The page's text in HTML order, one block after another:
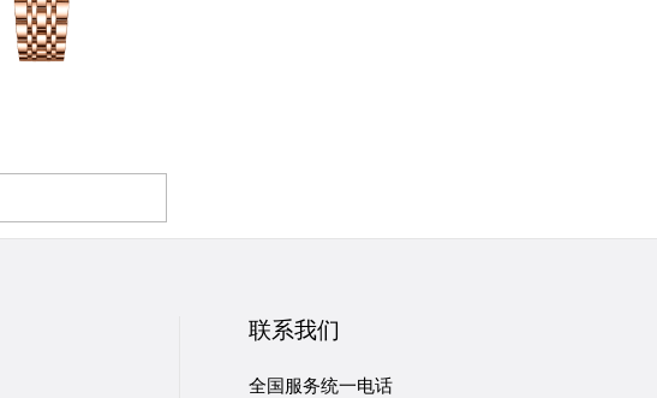
联系我们
全国服务统一电话